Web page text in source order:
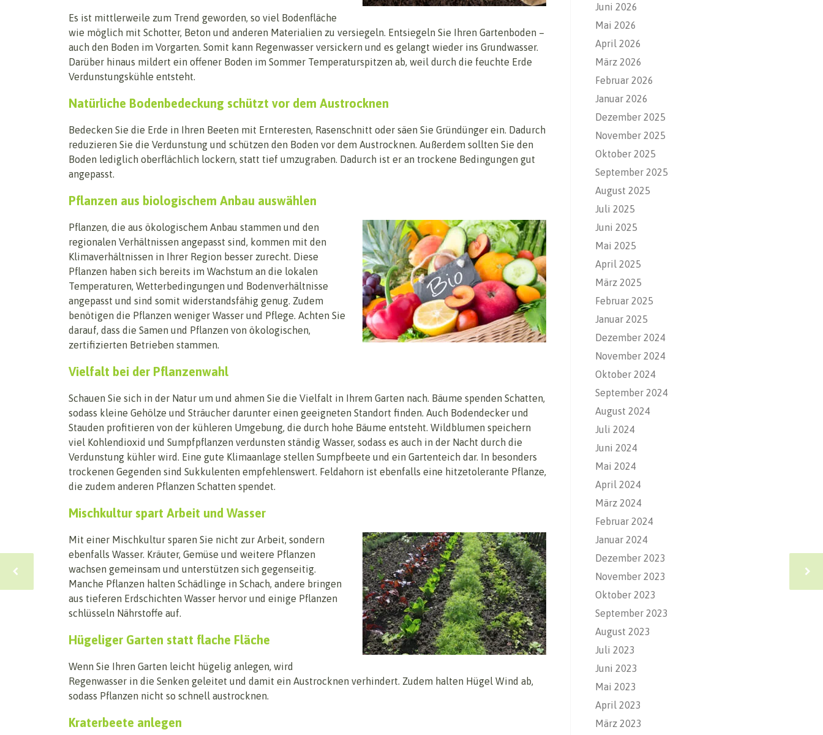
Es ist mittlerweile zum Trend geworden, so viel Bodenfläche
wie möglich mit Schotter, Beton und anderen Materialien zu versiegeln. Entsiegeln Sie Ihren Gartenboden –
auch den Boden im Vorgarten. Somit kann Regenwasser versickern und es gelangt wieder ins Grundwasser.
Darüber hinaus mildert ein offener Boden im Sommer Temperaturspitzen ab, weil durch die feuchte Erde
Verdunstungskühle entsteht.
Natürliche Bodenbedeckung schützt vor dem Austrocknen
Bedecken Sie die Erde in Ihren Beeten mit Ernteresten, Rasenschnitt oder säen Sie Gründünger ein. Dadurch
reduzieren Sie die Verdunstung und schützen den Boden vor dem Austrocknen. Außerdem sollten Sie den
Boden lediglich oberflächlich lockern, statt tief umzugraben. Dadurch ist er an trockene Bedingungen gut
angepasst.
Pflanzen aus biologischem Anbau auswählen
Pflanzen, die aus ökologischem Anbau stammen und den
regionalen Verhältnissen angepasst sind, kommen mit den
Klimaverhältnissen in Ihrer Region besser zurecht. Diese
Pflanzen haben sich bereits im Wachstum an die lokalen
Temperaturen, Wetterbedingungen und Bodenverhältnisse
angepasst und sind somit widerstandsfähig genug. Zudem
benötigen die Pflanzen weniger Wasser und Pflege. Achten Sie
darauf, dass die Samen und Pflanzen von ökologischen,
zertifizierten Betrieben stammen.
Vielfalt bei der Pflanzenwahl
Schauen Sie sich in der Natur um und ahmen Sie die Vielfalt in Ihrem Garten nach. Bäume spenden Schatten,
sodass kleine Gehölze und Sträucher darunter einen geeigneten Standort finden. Auch Bodendecker und
Stauden profitieren von der kühleren Umgebung, die durch hohe Bäume entsteht. Wildblumen speichern
viel Kohlendioxid und Sumpfpflanzen verdunsten ständig Wasser, sodass es auch in der Nacht durch die
Verdunstung kühler wird. Eine gute Klimaanlage stellen Sumpfbeete und ein Gartenteich dar. In besonders
trockenen Gegenden sind Sukkulenten empfehlenswert. Feldahorn ist ebenfalls eine hitzetolerante Pflanze,
die zudem anderen Pflanzen Schatten spendet.
Mischkultur spart Arbeit und Wasser
Mit einer Mischkultur sparen Sie nicht zur Arbeit, sondern
ebenfalls Wasser. Kräuter, Gemüse und weitere Pflanzen
wachsen gemeinsam und unterstützen sich gegenseitig.
Manche Pflanzen halten Schädlinge in Schach, andere bringen
aus tieferen Erdschichten Wasser hervor und einige Pflanzen
schlüsseln Nährstoffe auf.
Hügeliger Garten statt flache Fläche
Wenn Sie Ihren Garten leicht hügelig anlegen, wird
Regenwasser in die Senken geleitet und damit ein Austrocknen verhindert. Zudem halten Hügel Wind ab,
sodass Pflanzen nicht so schnell austrocknen.
Kraterbeete anlegen
Juni 2026
Mai 2026
April 2026
März 2026
Februar 2026
Januar 2026
Dezember 2025
November 2025
Oktober 2025
September 2025
August 2025
Juli 2025
Juni 2025
Mai 2025
April 2025
März 2025
Februar 2025
Januar 2025
Dezember 2024
November 2024
Oktober 2024
September 2024
August 2024
Juli 2024
Juni 2024
Mai 2024
April 2024
März 2024
Februar 2024
Januar 2024
Dezember 2023
November 2023
Oktober 2023
September 2023
August 2023
Juli 2023
Juni 2023
Mai 2023
April 2023
März 2023